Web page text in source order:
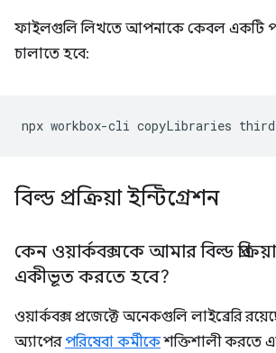
ফাইলগুলি লিখতে আপনাকে কেবল একটি
চালাতে হবে:
npx workbox-cli copyLibraries
বিল্ড প্রক্রিয়া ইন্টিগ্রেশন
কেন ওয়ার্কবক্সকে আমার বিল্ড
একীভূত করতে হবে?
ওয়ার্কবক্স প্রজেক্টে অনেকগুলি লাইব্রেরি
অ্যাপেরপরিষেবা কর্মীকেশক্তিশালী করতে